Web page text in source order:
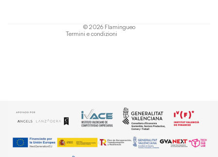
© 2026 Flamingueo
Termini e condizioni